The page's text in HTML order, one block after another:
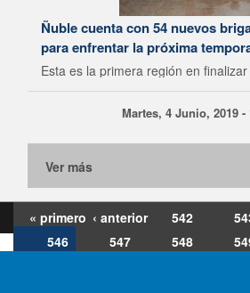
Ñuble cuenta con 54 nuevos
para enfrentar la próxima
Esta es la primera región en
Martes, 4 Junio, 2019 -
Ver más
« primero ‹ anterior 542
546
547 548